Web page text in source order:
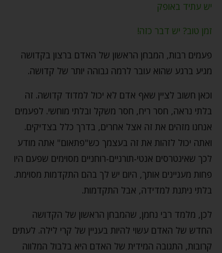
יש עתיד באופק
זמן טוב? יש דבר כזה!
פעמים רבות, המבחן הראשון של האדם ברצון בקדושה
מגיע ברגע שהוא עובר לרמה גבוהה יותר של קדושה.
וכאן חשוב לציין שאף אדם לא יכול למדוד קדושה. זה
בלתי נראה, חסר ריח, חסר משקל ובלתי מוחשי. לפעמים
אנחנו מזהים את זה אצל אחרים, בדרך כלל בצדיקים.
ואתה יכול לזהות את זה בעצמך כש"פתאום" אתה מודע
לכך שאינטרסים אנטי-תורניים-רוחניים מסוימים שפעם היו
פחות מעניינים אותך, היום יש לך בהם התקדמות מסוימת.
בלתי ניתנת למדידה, אבל התקדמות.
לכן, מלמד רבי נחמן, שהמבחן הראשון של הקדושה
החדש של האדם עשוי להיות בעניין של קרי לילה. לעתים
קרובות, התגובה המידית של האדם היא בלבול המלווה